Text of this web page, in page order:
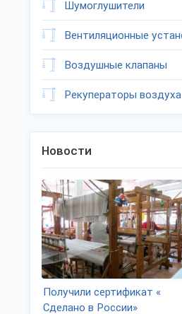
Шумоглушители
Воздушные клапаны
Рекуператоры воздуха
Новости
Получили сертификат «
Сделано в России»